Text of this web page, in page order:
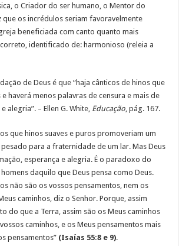
o Criador do ser humano, o Mentor do
que os incrédulos seriam favoravelmente
beneficiada com canto quanto mais
identificado de: harmonioso (releia a
de Deus é que “haja cânticos de hinos que
e haverá menos palavras de censura e mais de
alegria”. – Ellen G. White, Educação , pág. 167.
que hinos suaves e puros promoveriam um
para a fraternidade de um lar. Mas Deus
esperança e alegria. É o paradoxo do
daquilo que Deus pensa como Deus.
não são os vossos pensamentos, nem os
caminhos, diz o Senhor. Porque, assim
do que a Terra, assim são os Meus caminhos
caminhos, e os Meus pensamentos mais
pensamentos” (Isaías 55:8 e 9).